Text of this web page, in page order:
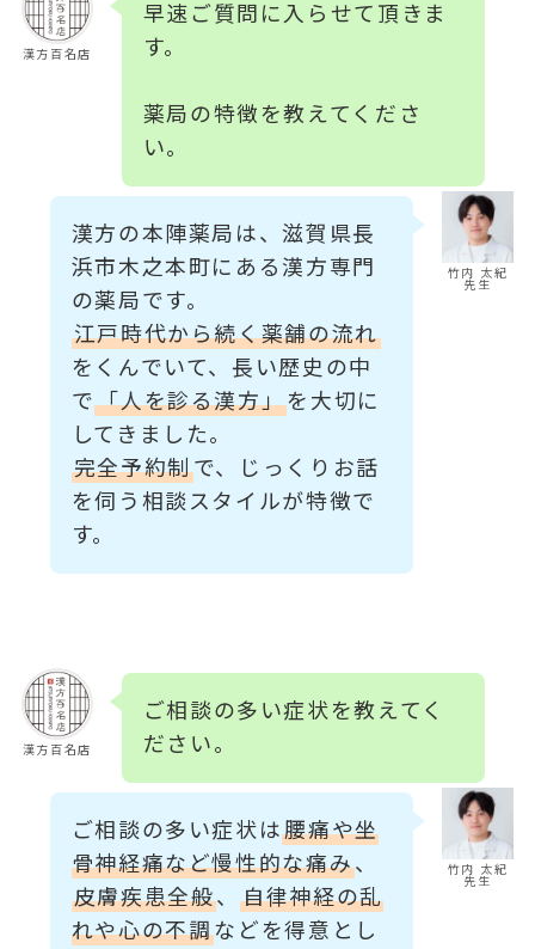
漢方百名店
早速ご質問に入らせて頂きま
す。
薬局の特徴を教えてくださ
い。
竹内 太紀
先生
漢方の本陣薬局は、滋賀県長
浜市木之本町にある漢方専門
の薬局です。
江戸時代から続く薬舗の流れ
をくんでいて、長い歴史の中
で「人を診る漢方」を大切に
してきました。
完全予約制で、じっくりお話
を伺う相談スタイルが特徴で
す。
漢方百名店
ご相談の多い症状を教えてく
ださい。
竹内 太紀
先生
ご相談の多い症状は腰痛や坐
骨神経痛など慢性的な痛み、
皮膚疾患全般、自律神経の乱
れや心の不調などを得意とし